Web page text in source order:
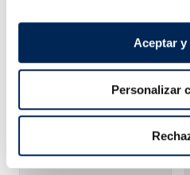
Aceptar y
Personalizar
Combina-ho i fes un